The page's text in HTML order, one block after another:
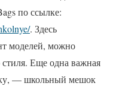
по ссылке:
. Здесь
моделей, можно
Еще одна важная
— школьный мешок